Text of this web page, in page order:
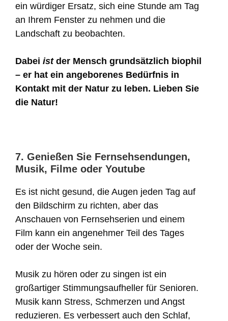
ein würdiger Ersatz, sich eine Stunde am Tag
an Ihrem Fenster zu nehmen und die
Landschaft zu beobachten.
Dabei istder Mensch grundsätzlich biophil
– er hat ein angeborenes Bedürfnis in
Kontakt mit der Natur zu leben. Lieben Sie
die Natur!
7. Genießen Sie Fernsehsendungen,
Musik, Filme oder Youtube
Es ist nicht gesund, die Augen jeden Tag auf
den Bildschirm zu richten, aber das
Anschauen von Fernsehserien und einem
Film kann ein angenehmer Teil des Tages
oder der Woche sein.
Musik zu hören oder zu singen ist ein
großartiger Stimmungsaufheller für Senioren.
Musik kann Stress, Schmerzen und Angst
reduzieren. Es verbessert auch den Schlaf,